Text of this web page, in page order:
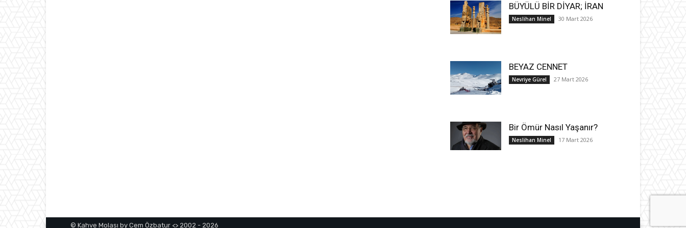
BÜYÜLÜ BİR DİYAR; İRAN
Neslihan Minel 30 Mart 2026
BEYAZ CENNET
Nevriye Gürel 27 Mart 2026
Bir Ömür Nasıl Yaşanır?
Neslihan Minel 17 Mart 2026
© Kahve Molası by Cem Özbatur <> 2002 - 2026